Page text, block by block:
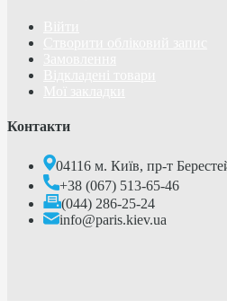
Контакти
04116 м. Київ, пр-т
+38 (067) 513-65-46
(044) 286-25-24
info@paris.kiev.ua